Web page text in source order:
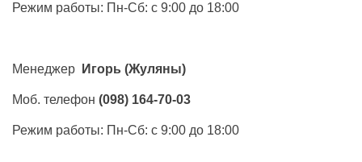
Режим работы: Пн-Сб: с 9:00 до 18:00
Менеджер Игорь (Жуляны)
Моб. телефон (098) 164-70-03
Режим работы: Пн-Сб: с 9:00 до 18:00